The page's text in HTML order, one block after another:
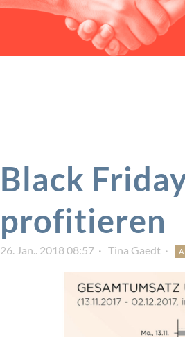
Black
profitieren
26. Jan.. 2018 08:57 Tina Gaedt